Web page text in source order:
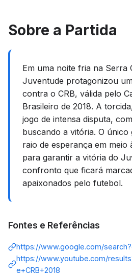
Sobre a Partida
Em uma noite fria na Serra
Juventude protagonizou
contra o CRB, válida pelo
Brasileiro de 2018. A
jogo de intensa disputa,
buscando a vitória. O único
raio de esperança em meio
para garantir a vitória do
confronto que ficará
apaixonados pelo futebol.
Fontes e Referências
https://www.google.com/
https://www.youtube.com/
e+CRB+2018